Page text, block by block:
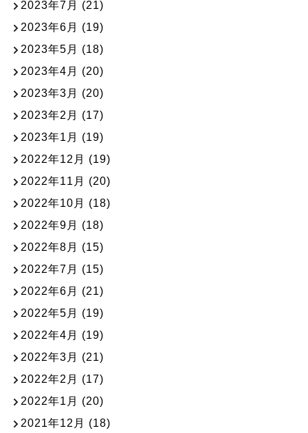
2023年7月 (21)
2023年6月 (19)
2023年5月 (18)
2023年4月 (20)
2023年3月 (20)
2023年2月 (17)
2023年1月 (19)
2022年12月 (19)
2022年11月 (20)
2022年10月 (18)
2022年9月 (18)
2022年8月 (15)
2022年7月 (15)
2022年6月 (21)
2022年5月 (19)
2022年4月 (19)
2022年3月 (21)
2022年2月 (17)
2022年1月 (20)
2021年12月 (18)